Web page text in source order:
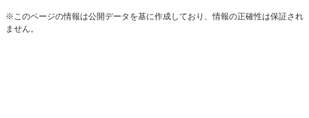
※このページの情報は公開データを基に作成しており、情報の正確性は保証され
ません。